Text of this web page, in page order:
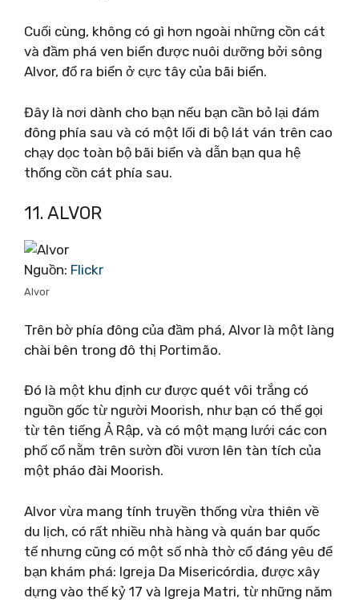
Cuối cùng, không có gì hơn ngoài những cồn cát
và đầm phá ven biển được nuôi dưỡng bởi sông
Alvor, đổ ra biển ở cực tây của bãi biển.
Đây là nơi dành cho bạn nếu bạn cần bỏ lại đám
đông phía sau và có một lối đi bộ lát ván trên cao
chạy dọc toàn bộ bãi biển và dẫn bạn qua hệ
thống cồn cát phía sau.
11. ALVOR
Nguồn: Flickr
Alvor
Trên bờ phía đông của đầm phá, Alvor là một làng
chài bên trong đô thị Portimão.
Đó là một khu định cư được quét vôi trắng có
nguồn gốc từ người Moorish, như bạn có thể gọi
từ tên tiếng Ả Rập, và có một mạng lưới các con
phố cổ nằm trên sườn đồi vươn lên tàn tích của
một pháo đài Moorish.
Alvor vừa mang tính truyền thống vừa thiên về
du lịch, có rất nhiều nhà hàng và quán bar quốc
tế nhưng cũng có một số nhà thờ cổ đáng yêu để
bạn khám phá: Igreja Da Misericórdia, được xây
dựng vào thế kỷ 17 và Igreja Matri, từ những năm